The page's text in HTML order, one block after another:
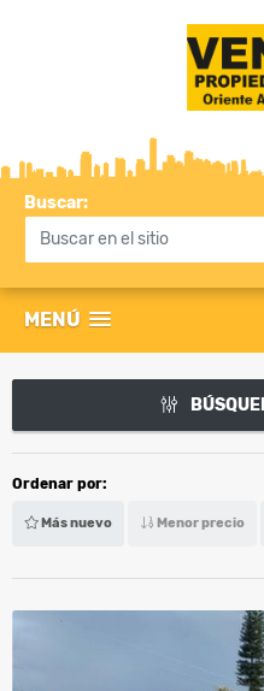
Buscar:
MENÚ
Ordenar por:
Más nuevo Menor precio